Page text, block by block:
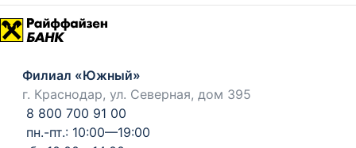
Филиал «Южный»
г. Краснодар, ул. Северная, дом 395
8 800 700 91 00
пн.-пт.: 10:00—19:00